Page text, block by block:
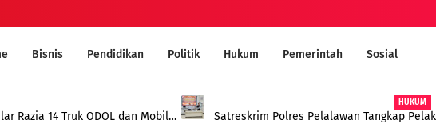
Bisnis Pendidikan Politik Hukum Pemerintah Sosial
Pembakaran Lahan Gambut di
PELALAWAN
Sekda Pelalawan Buka Diklat Paskibraka